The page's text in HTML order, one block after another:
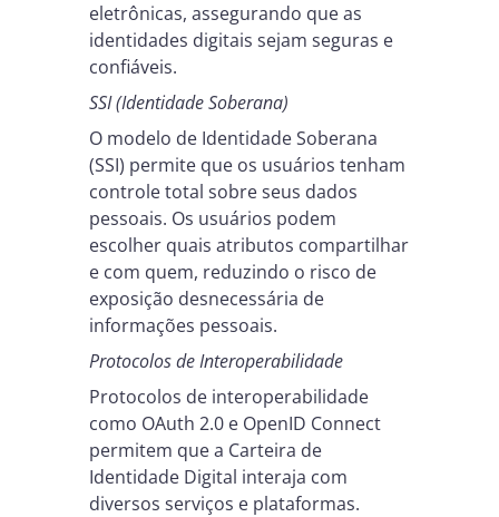
eletrônicas, assegurando que as
identidades digitais sejam seguras e
confiáveis.
SSI (Identidade Soberana)
O modelo de Identidade Soberana
(SSI) permite que os usuários tenham
controle total sobre seus dados
pessoais. Os usuários podem
escolher quais atributos compartilhar
e com quem, reduzindo o risco de
exposição desnecessária de
informações pessoais.
Protocolos de Interoperabilidade
Protocolos de interoperabilidade
como OAuth 2.0 e OpenID Connect
permitem que a Carteira de
Identidade Digital interaja com
diversos serviços e plataformas.